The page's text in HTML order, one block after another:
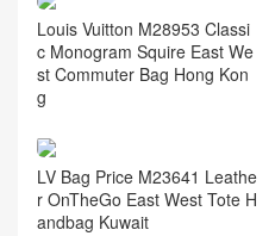
Louis Vuitton M28953 Classi
c Monogram Squire East We
st Commuter Bag Hong Kon
g
LV Bag Price M23641 Leathe
r OnTheGo East West Tote H
andbag Kuwait